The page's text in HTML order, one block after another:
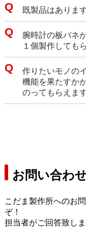
既製品はありま
腕時計の板バネ
１個製作しても
作りたいモノの
機能を果たすか
のってもらえま
お問い合わ
こだま製作所へのお
ぞ！
担当者がご回答致しま